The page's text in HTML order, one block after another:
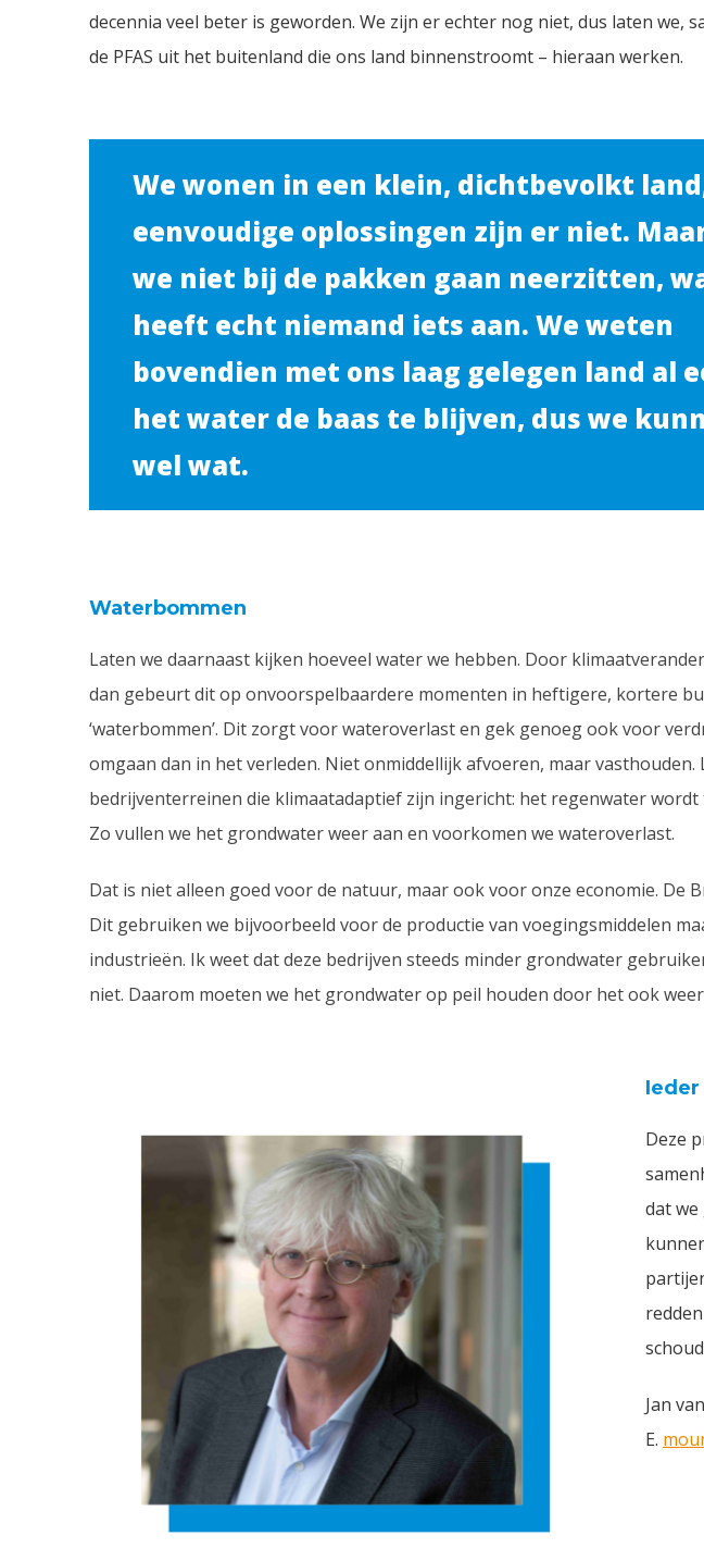
decennia veel beter is geworden. We zijn er echter nog niet, dus laten we,
de PFAS uit het buitenland die ons land binnenstroomt – hieraan werken.
We wonen in een klein, dichtbevolkt
eenvoudige oplossingen zijn er niet.
we niet bij de pakken gaan neerzitten,
heeft echt niemand iets aan. We weten
bovendien met ons laag gelegen land al
het water de baas te blijven, dus we
wel wat.
Waterbommen
Laten we daarnaast kijken hoeveel water we hebben. Door
dan gebeurt dit op onvoorspelbaardere momenten in heftigere, kortere
‘waterbommen’. Dit zorgt voor wateroverlast en gek genoeg ook voor
omgaan dan in het verleden. Niet onmiddellijk afvoeren, maar
bedrijventerreinen die klimaatadaptief zijn ingericht: het regenwater
Zo vullen we het grondwater weer aan en voorkomen we wateroverlast.
Dat is niet alleen goed voor de natuur, maar ook voor onze economie.
Dit gebruiken we bijvoorbeeld voor de productie van voegingsmiddelen
industrieën. Ik weet dat deze bedrijven steeds minder grondwater
niet. Daarom moeten we het grondwater op peil houden door het ook
Deze
dat
Jan
E.